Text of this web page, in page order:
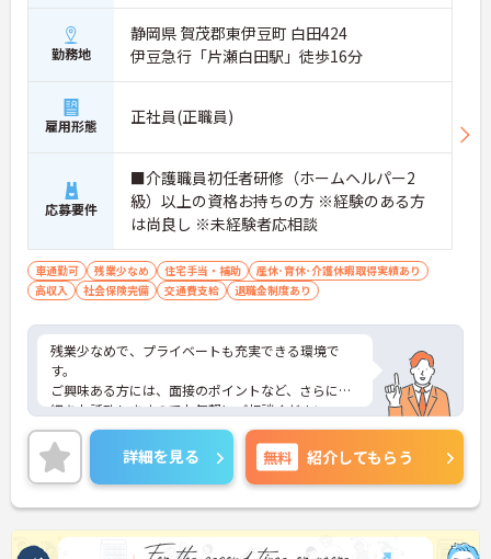
勤務地
静岡県 賀茂郡東伊豆町 白田424
伊豆急行「片瀬白田駅」徒歩16分
雇用形態 正社員(正職員)
応募要件
■介護職員初任者研修（ホームヘルパー2
級）以上の資格お持ちの方 ※経験のある方
は尚良し ※未経験者応相談
車通勤可 残業少なめ 住宅手当・補助
産休･育休･介護休暇取得実績あり
高収入
社会保険完備 交通費支給 退職金制度あり
残業少なめで、プライベートも充実できる環境で
す。
ご興味ある方には、面接のポイントなど、さらに詳
細をお話致しますのでお気軽にご相談ください。
詳細を見る 無料 紹介してもらう